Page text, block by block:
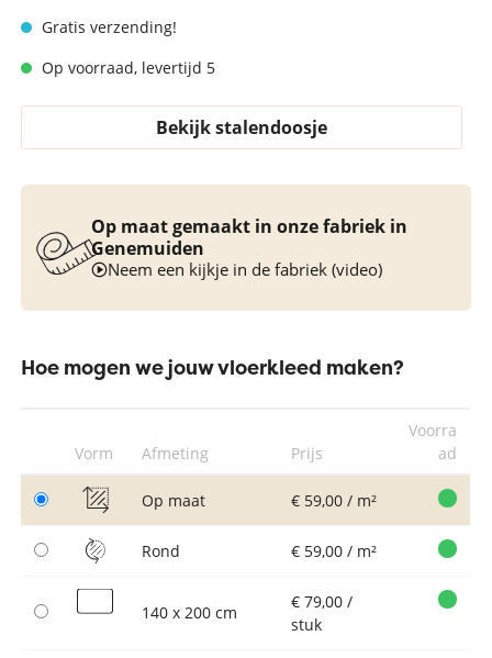
Gratis verzending!
Op voorraad, levertijd 5
Bekijk stalendoosje
Op maat gemaakt in onze fabriek in
Genemuiden
Neem een kijkje in de fabriek (video)
Hoe mogen we jouw vloerkleed maken?
Vorm Afmeting Prijs
Voorra
ad
Op maat € 59,00 / m²
Rond € 59,00 / m²
140 x 200 cm
€ 79,00 /
stuk